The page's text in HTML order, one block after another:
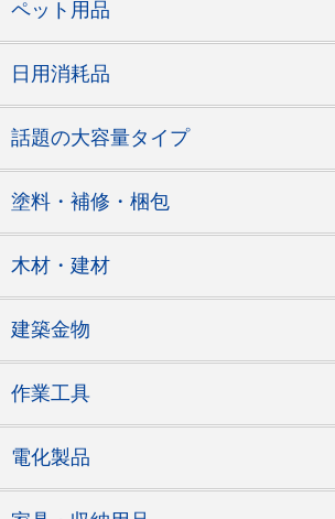
ペット用品
日用消耗品
話題の大容量タイプ
塗料・補修・梱包
木材・建材
建築金物
作業工具
電化製品